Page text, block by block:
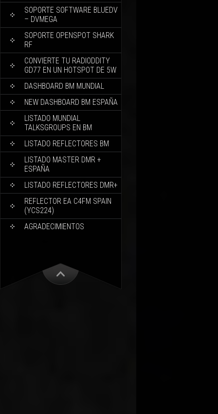
SOPORTE SOFTWARE BLUEDV
– DVMEGA
SOPORTE OPENSPOT SHARK
RF
CONVIERTE TU RADIODDITY
GD77 EN UN HOTSPOT DE 5W
DASHBOARD BM MUNDIAL
NEW DASHBOARD BM ESPAÑA
LISTADO MUNDIAL
TALKSGROUPS EN BM
LISTADO REFLECTORES BM
LISTADO MASTER DMR +
ESPAÑA
LISTADO REFLECTORES DMR+
REFLECTOR EA C4FM SPAIN
(YCS224)
AGRADECIMIENTOS